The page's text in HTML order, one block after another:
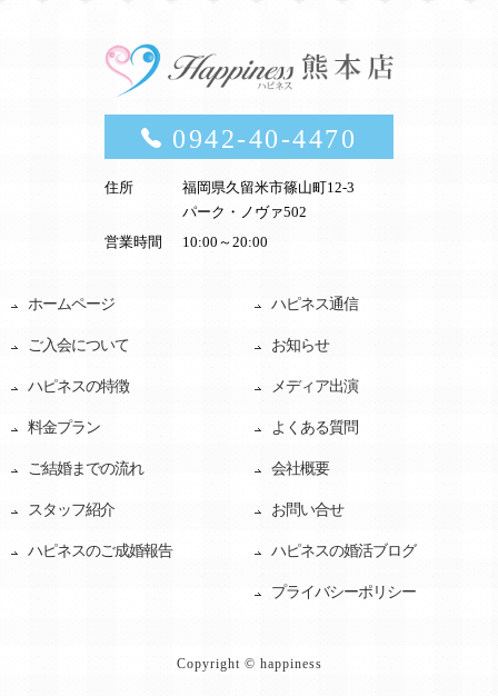
0942-40-4470
住所
福岡県久留米市篠山町12-3
パーク・ノヴァ502
営業時間
10:00～20:00
ホームページ
ご入会について
ハピネスの特徴
料金プラン
ご結婚までの流れ
スタッフ紹介
ハピネスのご成婚報告
ハピネス通信
お知らせ
メディア出演
よくある質問
会社概要
お問い合せ
ハピネスの婚活ブログ
プライバシーポリシー
Copyright © happiness